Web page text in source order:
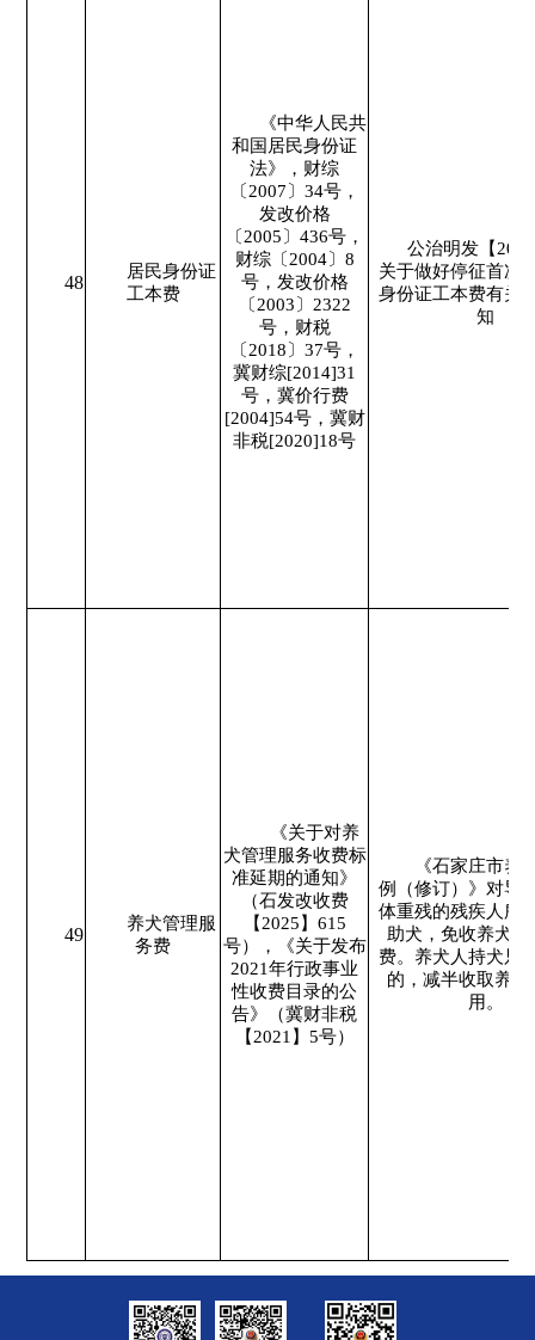
48
居民身份证
工本费
《中华人民共
和国居民身份证
法》，财综
〔2007〕34号，
发改价格
〔2005〕436号，
财综〔2004〕8
号，发改价格
〔2003〕2322
号，财税
〔2018〕37号，
冀财综[2014]31
号，冀价行费
[2004]54号，冀财
非税[2020]18号
公治明发【
关于做好停征首次
身份证工本费有关
知
49
养犬管理服
务费
《关于对养
犬管理服务收费标
准延期的通知》
（石发改收费
【2025】615
号），《关于发布
2021年行政事业
性收费目录的公
告》（冀财非税
【2021】5号）
《石家庄市养
例（修订）》对导
体重残的残疾人所
助犬，免收养犬管
费。养犬人持犬只
的，减半收取养犬
用。